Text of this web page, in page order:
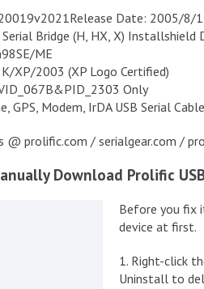
Date: 2005/8/
Bridge (H, HX, X) Installshield
ME
XP/2003 (XP Logo Certified)
Only
GPS, Modem, IrDA USB Serial
@ prolific.com / serialgear.com /
Download Prolific
Before you fix
device at first.
1. Right-click
Uninstall to